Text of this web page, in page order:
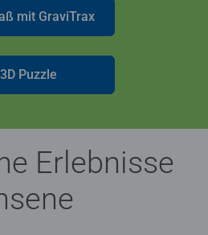
mit GraviTrax
3D Puzzle
Erlebnisse